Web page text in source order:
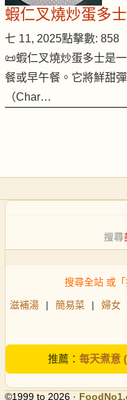
蝦仁叉燒炒蛋多士
七 11, 2025點擊數: 858
📜蝦仁叉燒炒蛋多士是
餐或早午餐。它將鮮甜
（Char…
搜尋全站 或
滋補湯 | 簡易菜 | 婦女
推薦： 每天煮意
©1999 to 2026 · FoodNo1